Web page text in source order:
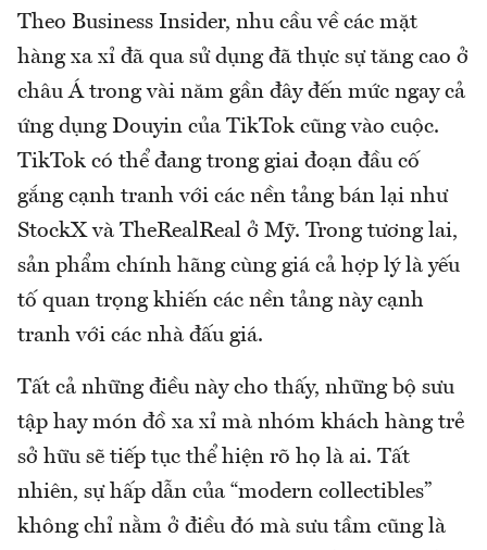
Theo Business Insider, nhu cầu về các mặt
hàng xa xỉ đã qua sử dụng đã thực sự tăng cao ở
châu Á trong vài năm gần đây đến mức ngay cả
ứng dụng Douyin của TikTok cũng vào cuộc.
TikTok có thể đang trong giai đoạn đầu cố
gắng cạnh tranh với các nền tảng bán lại như
StockX và TheRealReal ở Mỹ. Trong tương lai,
sản phẩm chính hãng cùng giá cả hợp lý là yếu
tố quan trọng khiến các nền tảng này cạnh
tranh với các nhà đấu giá.
Tất cả những điều này cho thấy, những bộ sưu
tập hay món đồ xa xỉ mà nhóm khách hàng trẻ
sở hữu sẽ tiếp tục thể hiện rõ họ là ai. Tất
nhiên, sự hấp dẫn của “modern collectibles”
không chỉ nằm ở điều đó mà sưu tầm cũng là